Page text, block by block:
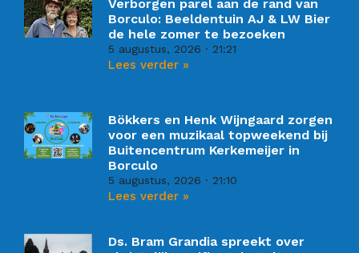
Verborgen parel aan de rand van
Borculo: Beeldentuin AJ & LW Bier
de hele zomer te bezoeken
5 augustus, 2026 21:21
Lees verder »
Bökkers en Henk Wijngaard zorgen
voor een muzikaal topweekend bij
Buitencentrum Kerkemeijer in
Borculo
5 augustus, 2026 21:10
Lees verder »
Ds. Bram Grandia spreekt over